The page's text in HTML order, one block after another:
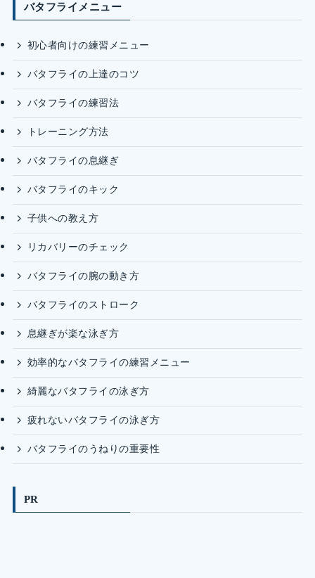
バタフライメニュー
初心者向けの練習メニュー
バタフライの上達のコツ
バタフライの練習法
トレーニング方法
バタフライの息継ぎ
バタフライのキック
子供への教え方
リカバリーのチェック
バタフライの腕の動き方
バタフライのストローク
息継ぎが楽な泳ぎ方
効率的なバタフライの練習メニュー
綺麗なバタフライの泳ぎ方
疲れないバタフライの泳ぎ方
バタフライのうねりの重要性
PR